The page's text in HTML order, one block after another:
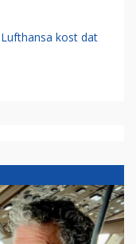
kost dat